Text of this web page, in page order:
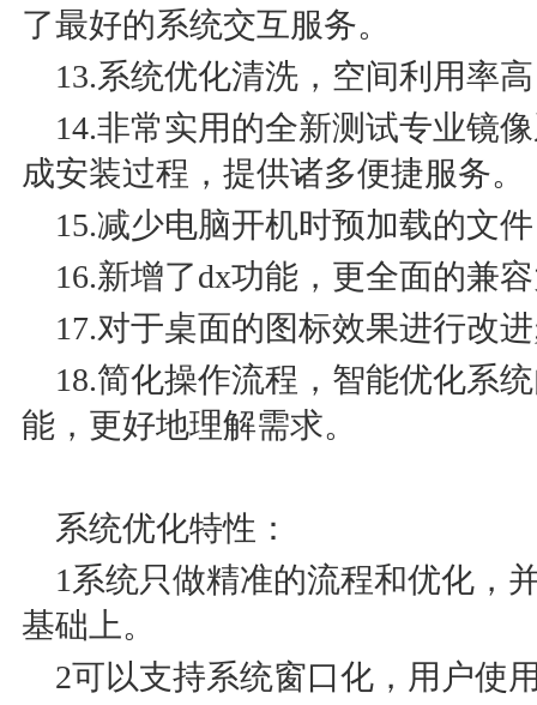
了最好的系统交互服务。
13.系统优化清洗，空间利用率
14.非常实用的全新测试专业镜
成安装过程，提供诸多便捷服务。
15.减少电脑开机时预加载的文
16.新增了dx功能，更全面的兼
17.对于桌面的图标效果进行改
18.简化操作流程，智能优化系
能，更好地理解需求。
系统优化特性：
1系统只做精准的流程和优化，
基础上。
2可以支持系统窗口化，用户使